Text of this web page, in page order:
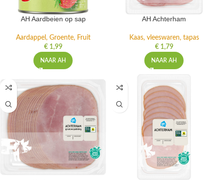
AH Aardbeien op sap
Aardappel, Groente, Fruit
€1,99
NAAR AH
AH Achterham
Kaas, vleeswaren, tapas
€1,79
NAAR AH